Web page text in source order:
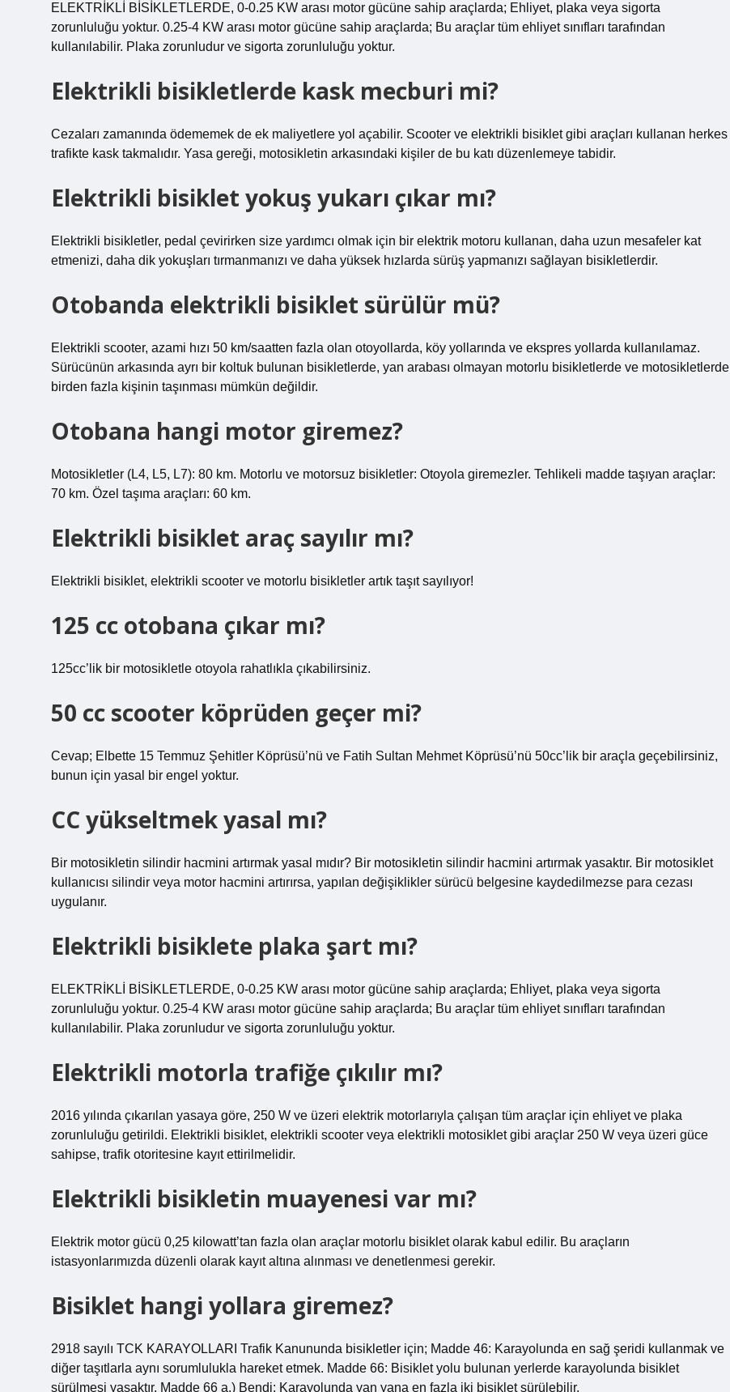
ELEKTRİKLİ BİSİKLETLERDE, 0-0.25 KW arası motor gücüne sahip araçlarda; Ehliyet, plaka veya sigorta
zorunluluğu yoktur. 0.25-4 KW arası motor gücüne sahip araçlarda; Bu araçlar tüm ehliyet sınıfları tarafından
kullanılabilir. Plaka zorunludur ve sigorta zorunluluğu yoktur.
Elektrikli bisikletlerde kask mecburi mi?
Cezaları zamanında ödememek de ek maliyetlere yol açabilir. Scooter ve elektrikli bisiklet gibi araçları kullanan herkes
trafikte kask takmalıdır. Yasa gereği, motosikletin arkasındaki kişiler de bu katı düzenlemeye tabidir.
Elektrikli bisiklet yokuş yukarı çıkar mı?
Elektrikli bisikletler, pedal çevirirken size yardımcı olmak için bir elektrik motoru kullanan, daha uzun mesafeler kat
etmenizi, daha dik yokuşları tırmanmanızı ve daha yüksek hızlarda sürüş yapmanızı sağlayan bisikletlerdir.
Otobanda elektrikli bisiklet sürülür mü?
Elektrikli scooter, azami hızı 50 km/saatten fazla olan otoyollarda, köy yollarında ve ekspres yollarda kullanılamaz.
Sürücünün arkasında ayrı bir koltuk bulunan bisikletlerde, yan arabası olmayan motorlu bisikletlerde ve motosikletlerde
birden fazla kişinin taşınması mümkün değildir.
Otobana hangi motor giremez?
Motosikletler (L4, L5, L7): 80 km. Motorlu ve motorsuz bisikletler: Otoyola giremezler. Tehlikeli madde taşıyan araçlar:
70 km. Özel taşıma araçları: 60 km.
Elektrikli bisiklet araç sayılır mı?
Elektrikli bisiklet, elektrikli scooter ve motorlu bisikletler artık taşıt sayılıyor!
125 cc otobana çıkar mı?
125cc’lik bir motosikletle otoyola rahatlıkla çıkabilirsiniz.
50 cc scooter köprüden geçer mi?
Cevap; Elbette 15 Temmuz Şehitler Köprüsü’nü ve Fatih Sultan Mehmet Köprüsü’nü 50cc’lik bir araçla geçebilirsiniz,
bunun için yasal bir engel yoktur.
CC yükseltmek yasal mı?
Bir motosikletin silindir hacmini artırmak yasal mıdır? Bir motosikletin silindir hacmini artırmak yasaktır. Bir motosiklet
kullanıcısı silindir veya motor hacmini artırırsa, yapılan değişiklikler sürücü belgesine kaydedilmezse para cezası
uygulanır.
Elektrikli bisiklete plaka şart mı?
ELEKTRİKLİ BİSİKLETLERDE, 0-0.25 KW arası motor gücüne sahip araçlarda; Ehliyet, plaka veya sigorta
zorunluluğu yoktur. 0.25-4 KW arası motor gücüne sahip araçlarda; Bu araçlar tüm ehliyet sınıfları tarafından
kullanılabilir. Plaka zorunludur ve sigorta zorunluluğu yoktur.
Elektrikli motorla trafiğe çıkılır mı?
2016 yılında çıkarılan yasaya göre, 250 W ve üzeri elektrik motorlarıyla çalışan tüm araçlar için ehliyet ve plaka
zorunluluğu getirildi. Elektrikli bisiklet, elektrikli scooter veya elektrikli motosiklet gibi araçlar 250 W veya üzeri güce
sahipse, trafik otoritesine kayıt ettirilmelidir.
Elektrikli bisikletin muayenesi var mı?
Elektrik motor gücü 0,25 kilowatt’tan fazla olan araçlar motorlu bisiklet olarak kabul edilir. Bu araçların
istasyonlarımızda düzenli olarak kayıt altına alınması ve denetlenmesi gerekir.
Bisiklet hangi yollara giremez?
2918 sayılı TCK KARAYOLLARI Trafik Kanununda bisikletler için; Madde 46: Karayolunda en sağ şeridi kullanmak ve
diğer taşıtlarla aynı sorumlulukla hareket etmek. Madde 66: Bisiklet yolu bulunan yerlerde karayolunda bisiklet
sürülmesi yasaktır. Madde 66 a.) Bendi: Karayolunda yan yana en fazla iki bisiklet sürülebilir.